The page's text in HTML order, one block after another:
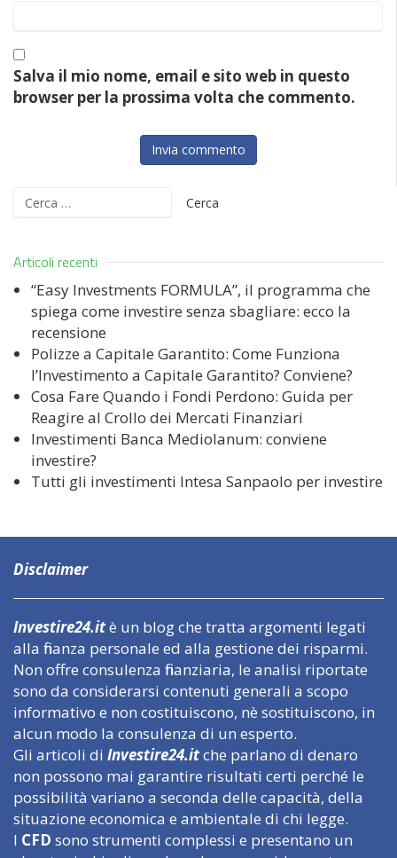
Salva il mio nome, email e sito web in questo
browser per la prossima volta che commento.
Ricerca
Articoli recenti
“Easy Investments FORMULA”, il programma che
spiega come investire senza sbagliare: ecco la
recensione
Polizze a Capitale Garantito: Come Funziona
l’Investimento a Capitale Garantito? Conviene?
Cosa Fare Quando i Fondi Perdono: Guida per
Reagire al Crollo dei Mercati Finanziari
Investimenti Banca Mediolanum: conviene
investire?
Tutti gli investimenti Intesa Sanpaolo per investire
Disclaimer
Investire24.itè un blog che tratta argomenti legati
alla finanza personale ed alla gestione dei risparmi.
Non offre consulenza finanziaria, le analisi riportate
sono da considerarsi contenuti generali a scopo
informativo e non costituiscono, nè sostituiscono, in
alcun modo la consulenza di un esperto.
Gli articoli di Investire24.itche parlano di denaro
non possono mai garantire risultati certi perché le
possibilità variano a seconda delle capacità, della
situazione economica e ambientale di chi legge.
I CFD sono strumenti complessi e presentano un